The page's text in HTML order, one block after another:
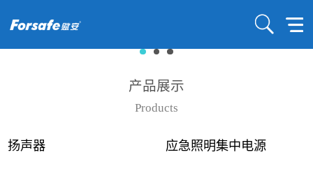
产品展示
Products
扬声器 应急照明集中电源